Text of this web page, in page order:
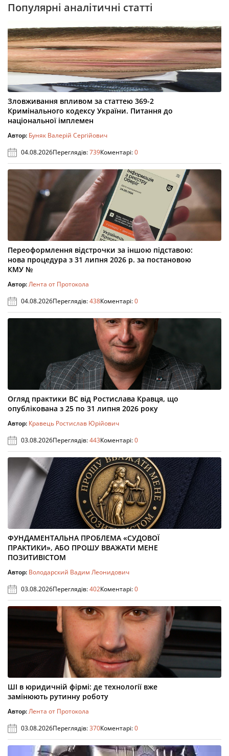
Популярні аналітичні статті
Зловживання впливом за статтею 369-2
Кримінального кодексу України. Питання до
національної імплемен
Автор: Буняк Валерій Сергійович
04.08.2026Переглядів:739Коментарі:0
Переоформлення відстрочки за іншою підставою:
нова процедура з 31 липня 2026 р. за постановою
КМУ №
Автор:Лента от Протокола
04.08.2026Переглядів:438Коментарі:0
Огляд практики ВС від Ростислава Кравця, що
опублікована з 25 по 31 липня 2026 року
Автор: Кравець Ростислав Юрійович
03.08.2026Переглядів:443Коментарі:0
ФУНДАМЕНТАЛЬНА ПРОБЛЕМА «СУДОВОЇ
ПРАКТИКИ», АБО ПРОШУ ВВАЖАТИ МЕНЕ
ПОЗИТИВІСТОМ
Автор: Володарский Вадим Леонидович
03.08.2026Переглядів:402Коментарі:0
ШІ в юридичній фірмі: де технології вже
замінюють рутинну роботу
Автор:Лента от Протокола
03.08.2026Переглядів:370Коментарі:0